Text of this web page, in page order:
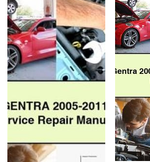
GENTRA
2005-
2011
Workshop
Service
Repair
Manual
Gentra
2002-
2008
Workshop
Service